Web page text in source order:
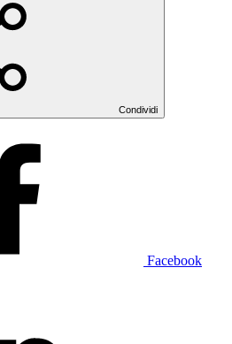
Condividi
Facebook